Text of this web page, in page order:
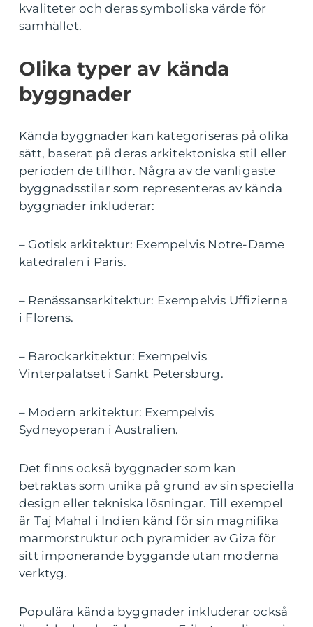
kvaliteter och deras symboliska värde för
samhället.
Olika typer av kända
byggnader
Kända byggnader kan kategoriseras på olika
sätt, baserat på deras arkitektoniska stil eller
perioden de tillhör. Några av de vanligaste
byggnadsstilar som representeras av kända
byggnader inkluderar:
– Gotisk arkitektur: Exempelvis Notre-Dame
katedralen i Paris.
– Renässansarkitektur: Exempelvis Uffizierna
i Florens.
– Barockarkitektur: Exempelvis
Vinterpalatset i Sankt Petersburg.
– Modern arkitektur: Exempelvis
Sydneyoperan i Australien.
Det finns också byggnader som kan
betraktas som unika på grund av sin speciella
design eller tekniska lösningar. Till exempel
är Taj Mahal i Indien känd för sin magnifika
marmorstruktur och pyramider av Giza för
sitt imponerande byggande utan moderna
verktyg.
Populära kända byggnader inkluderar också